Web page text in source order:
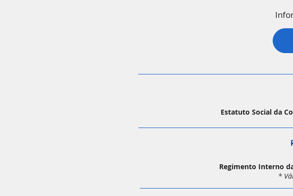
Estatuto Social da
Regimento Interno
*